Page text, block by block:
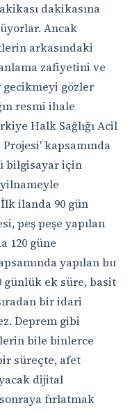
dakikasına
Ancak
arkasındaki
zafiyetini ve
gecikmeyi gözler
resmi ihale
Halk Sağlığı Acil
Projesi' kapsamında
bilgisayar için
ilanda 90 gün
peş peşe yapılan
120 güne
yapılan bu
günlük ek süre, basit
bir idari
Deprem gibi
bile binlerce
süreçte, afet
dijital
fırlatmak